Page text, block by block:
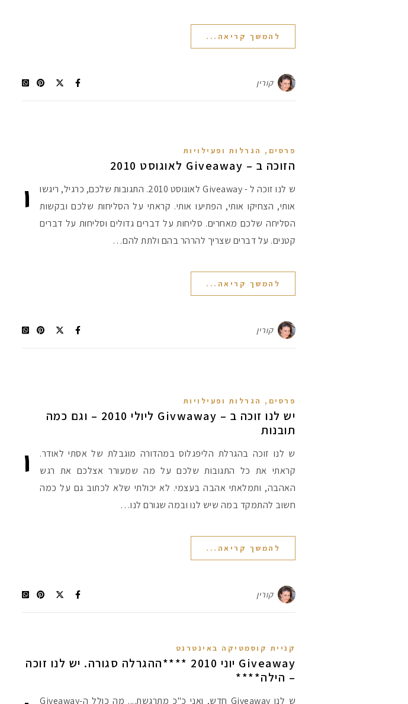
להמשך קריאה...
קורין
פרסים, הגרלות ופעילויות
הזוכה ב – Giveaway לאוגוסט 2010
י
ש לנו זוכה ל - Giveaway לאוגוסט 2010. התגובות שלכם, כרגיל, ריגשו
אותי, הצחיקו אותי, הפתיעו אותי. קראתי על הסליחות שלכם ובקשות
הסליחה שלכם מאחרים. סליחות על דברים גדולים וסליחות על דברים
קטנים. על דברים שצריך להרהר בהם ולתת להם…
להמשך קריאה...
קורין
פרסים, הגרלות ופעילויות
יש לנו זוכה ב – Givwaway ליולי 2010 – וגם כמה
תובנות
י
ש לנו זוכה בהגרלת הליפגלוס במהדורה מוגבלת של אסתי לאודר.
קראתי את כל התגובות שלכם על מה שמעורר אצלכם את רגש
האהבה, ותמלאתי אהבה בעצמי. לא יכולתי שלא לכתוב גם על כמה
חשוב להתמקד במה שיש לנו ובמה שגורם לנו…
להמשך קריאה...
קורין
קניית קוסמטיקה באינטרנט
Giveaway יוני 2010 ****ההגרלה סגורה. יש לנו זוכה
– הילה****
ש לנו Giveaway חדש, ואני כ"כ מתרגשת.... מה כולל ה-Giveaway